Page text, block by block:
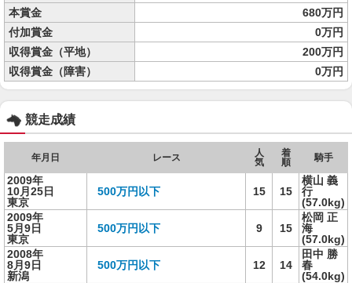
本賞金
680万円
付加賞金
0万円
収得賞金（平地）
200万円
収得賞金（障害）
0万円
競走成績
年月日 レース
人
気
着
順
騎手
2009年
10月25日
東京
500万円以下 15 15
横山 義
行
(57.0kg)
2009年
5月9日
東京
500万円以下 9 15
松岡 正
海
(57.0kg)
2008年
8月9日
新潟
500万円以下 12 14
田中 勝
春
(54.0kg)